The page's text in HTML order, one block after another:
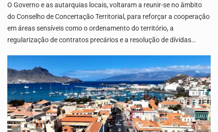
O Governo e as autarquias locais, voltaram a reunir-se no âmbito
do Conselho de Concertação Territorial, para reforçar a cooperação
em áreas sensíveis como o ordenamento do território, a
regularização de contratos precários e a resolução de dívidas…